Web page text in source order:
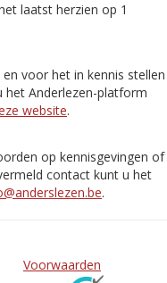
laatst herzien op 1
voor het in kennis stellen
het Anderlezen-platform
website.
op kennisgevingen of
contact kunt u het
.
Voorwaarden